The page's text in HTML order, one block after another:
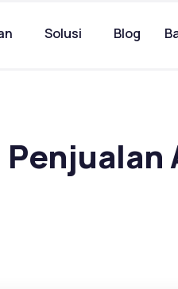
Solusi Blog